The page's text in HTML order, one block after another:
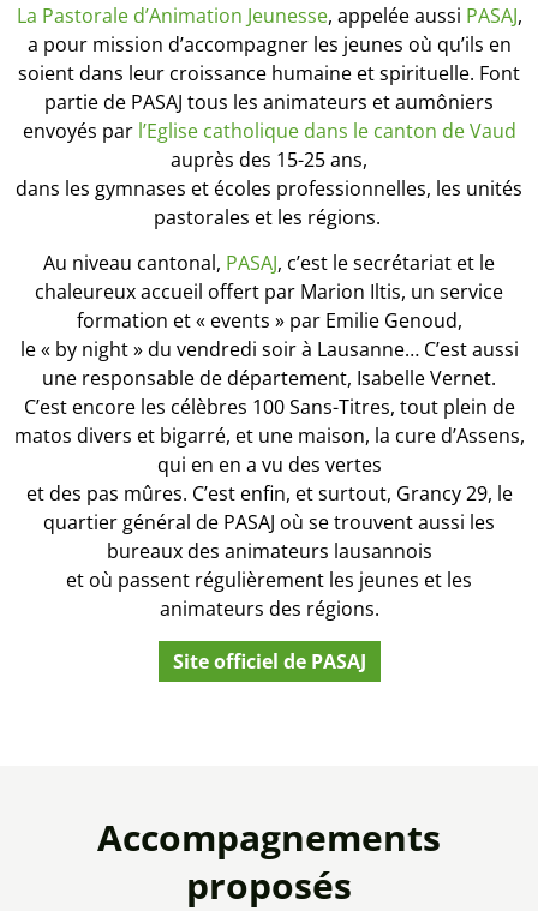
La Pastorale d’Animation Jeunesse, appelée aussi PASAJ,
a pour mission d’accompagner les jeunes où qu’ils en
soient dans leur croissance humaine et spirituelle. Font
partie de PASAJ tous les animateurs et aumôniers
envoyés par l’Eglise catholique dans le canton de Vaud
auprès des 15-25 ans,
dans les gymnases et écoles professionnelles, les unités
pastorales et les régions.
Au niveau cantonal, PASAJ, c’est le secrétariat et le
chaleureux accueil offert par Marion Iltis, un service
formation et « events » par Emilie Genoud,
le « by night » du vendredi soir à Lausanne… C’est aussi
une responsable de département, Isabelle Vernet.
C’est encore les célèbres 100 Sans-Titres, tout plein de
matos divers et bigarré, et une maison, la cure d’Assens,
qui en en a vu des vertes
et des pas mûres. C’est enfin, et surtout, Grancy 29, le
quartier général de PASAJ où se trouvent aussi les
bureaux des animateurs lausannois
et où passent régulièrement les jeunes et les
animateurs des régions.
Site officiel de PASAJ
Accompagnements
proposés